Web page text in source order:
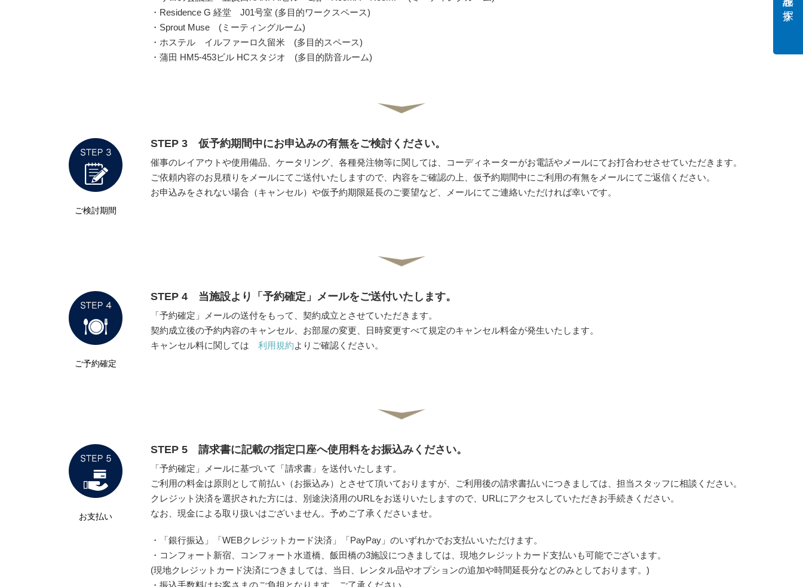
・Residence G 経堂 J01号室 (多目的ワークスペース)
・Sprout Muse (ミーティングルーム)
・ホステル イルファーロ久留米 (多目的スペース)
・蒲田 HM5-453ビル HCスタジオ (多目的防音ルーム)
ご検討期間
STEP 3 仮予約期間中にお申込みの有無をご検討ください。
催事のレイアウトや使用備品、ケータリング、各種発注物等に関しては、コーディネーターがお電話やメールにてお打合わせさせていただきます。
ご依頼内容のお見積りをメールにてご送付いたしますので、内容をご確認の上、仮予約期間中にご利用の有無をメールにてご返信ください。
お申込みをされない場合（キャンセル）や仮予約期限延長のご要望など、メールにてご連絡いただければ幸いです。
ご予約確定
STEP 4 当施設より「予約確定」メールをご送付いたします。
「予約確定」メールの送付をもって、契約成立とさせていただきます。
契約成立後の予約内容のキャンセル、お部屋の変更、日時変更すべて規定のキャンセル料金が発生いたします。
キャンセル料に関しては 利用規約よりご確認ください。
お支払い
STEP 5 請求書に記載の指定口座へ使用料をお振込みください。
「予約確定」メールに基づいて「請求書」を送付いたします。
ご利用の料金は原則として前払い（お振込み）とさせて頂いておりますが、ご利用後の請求書払いにつきましては、担当スタッフに相談ください。
クレジット決済を選択された方には、別途決済用のURLをお送りいたしますので、URLにアクセスしていただきお手続きください。
なお、現金による取り扱いはございません。予めご了承くださいませ。
・「銀行振込」「WEBクレジットカード決済」「PayPay」のいずれかでお支払いいただけます。
・コンフォート新宿、コンフォート水道橋、飯田橋の3施設につきましては、現地クレジットカード支払いも可能でございます。
(現地クレジットカード決済につきましては、当日、レンタル品やオプションの追加や時間延長分などのみとしております。)
・振込手数料はお客さまのご負担となります。ご了承ください。